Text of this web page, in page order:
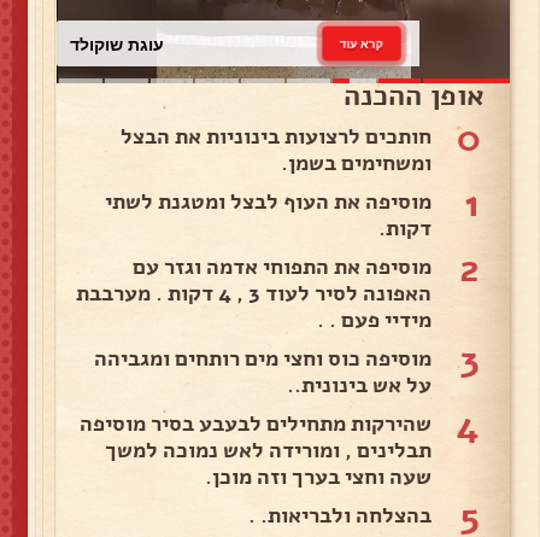
עוגת שוקולד קרא עוד
אופן ההכנה
0
חותכים לרצועות בינוניות את הבצל
ומשחימים בשמן.
1
מוסיפה את העוף לבצל ומטגנת לשתי
דקות.
2
מוסיפה את התפוחי אדמה וגזר עם
האפונה לסיר לעוד 3 , 4 דקות . מערבבת
מידיי פעם . .
3
מוסיפה כוס וחצי מים רותחים ומגביהה
על אש בינונית..
4
שהירקות מתחילים לבעבע בסיר מוסיפה
תבלינים , ומורידה לאש נמוכה למשך
שעה וחצי בערך וזה מוכן.
5 בהצלחה ולבריאות. .